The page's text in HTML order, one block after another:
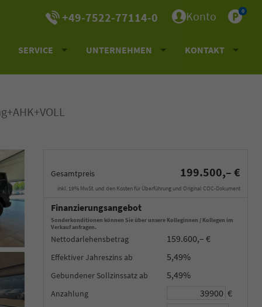
+49-7522-77114-0 Konto 0
SERVICE UNTERNEHMEN KONTAKT
Gesamtpreis 199.500,– €
inkl. 19% MwSt. und den Kosten für Überführung und Original COC-Dokument
Finanzierungsangebot
Sonderkonditionen können Sie über unsere Kolleginnen / Kollegen im
Verkauf anfragen.
Nettodarlehensbetrag 159.600,– €
Effektiver Jahreszins 5,49%
Gebundener Sollzinssatz 5,49%
Anzahlung €